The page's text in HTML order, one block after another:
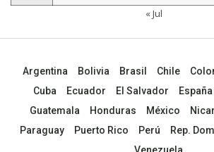
« Jul
Argentina Bolivia Brasil Chile
Cuba
Ecuador El Salvador España
Guatemala
Honduras México
Paraguay
Puerto Rico Perú Rep.